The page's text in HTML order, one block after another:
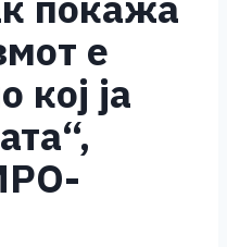
е
кој ја